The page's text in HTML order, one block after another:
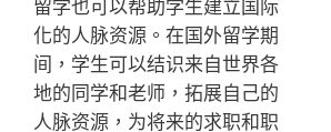
留学也可以帮助学生建立国际
化的人脉资源。在国外留学期
间，学生可以结识来自世界各
地的同学和老师，拓展自己的
人脉资源，为将来的求职和职